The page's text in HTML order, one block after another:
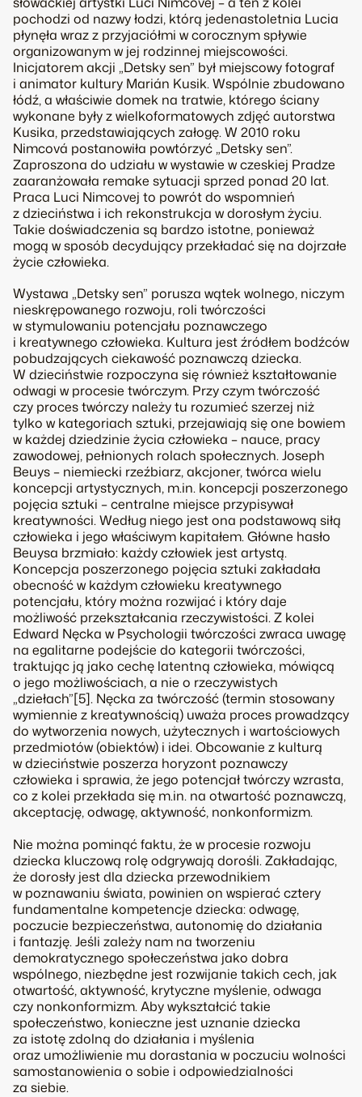
pochodzi od nazwy łodzi, którą jedenastoletnia Lucia
płynęła wraz z przyjaciółmi w corocznym spływie
organizowanym w jej rodzinnej miejscowości.
Inicjatorem akcji „Detsky sen” był miejscowy fotograf
i animator kultury Marián Kusik. Wspólnie zbudowano
łódź, a właściwie domek na tratwie, którego ściany
wykonane były z wielkoformatowych zdjęć autorstwa
Kusika, przedstawiających załogę. W 2010 roku
Nimcová postanowiła powtórzyć „Detsky sen”.
Zaproszona do udziału w wystawie w czeskiej Pradze
zaaranżowała remake sytuacji sprzed ponad 20 lat.
Praca Luci Nimcovej to powrót do wspomnień
z dzieciństwa i ich rekonstrukcja w dorosłym życiu.
Takie doświadczenia są bardzo istotne, ponieważ
mogą w sposób decydujący przekładać się na dojrzałe
życie człowieka.
Wystawa „Detsky sen” porusza wątek wolnego, niczym
nieskrępowanego rozwoju, roli twórczości
w stymulowaniu potencjału poznawczego
i kreatywnego człowieka. Kultura jest źródłem bodźców
pobudzających ciekawość poznawczą dziecka.
W dzieciństwie rozpoczyna się również kształtowanie
odwagi w procesie twórczym. Przy czym twórczość
czy proces twórczy należy tu rozumieć szerzej niż
tylko w kategoriach sztuki, przejawiają się one bowiem
w każdej dziedzinie życia człowieka – nauce, pracy
zawodowej, pełnionych rolach społecznych. Joseph
Beuys – niemiecki rzeźbiarz, akcjoner, twórca wielu
koncepcji artystycznych, m.in. koncepcji poszerzonego
pojęcia sztuki – centralne miejsce przypisywał
kreatywności. Według niego jest ona podstawową siłą
człowieka i jego właściwym kapitałem. Główne hasło
Beuysa brzmiało: każdy człowiek jest artystą.
Koncepcja poszerzonego pojęcia sztuki zakładała
obecność w każdym człowieku kreatywnego
potencjału, który można rozwijać i który daje
możliwość przekształcania rzeczywistości. Z kolei
Edward Nęcka w Psychologii twórczości zwraca uwagę
na egalitarne podejście do kategorii twórczości,
traktując ją jako cechę latentną człowieka, mówiącą
o jego możliwościach, a nie o rzeczywistych
„dziełach”[5]. Nęcka za twórczość (termin stosowany
wymiennie z kreatywnością) uważa proces prowadzący
do wytworzenia nowych, użytecznych i wartościowych
przedmiotów (obiektów) i idei. Obcowanie z kulturą
w dzieciństwie poszerza horyzont poznawczy
człowieka i sprawia, że jego potencjał twórczy wzrasta,
co z kolei przekłada się m.in. na otwartość poznawczą,
akceptację, odwagę, aktywność, nonkonformizm.
Nie można pominąć faktu, że w procesie rozwoju
dziecka kluczową rolę odgrywają dorośli. Zakładając,
że dorosły jest dla dziecka przewodnikiem
w poznawaniu świata, powinien on wspierać cztery
fundamentalne kompetencje dziecka: odwagę,
poczucie bezpieczeństwa, autonomię do działania
i fantazję. Jeśli zależy nam na tworzeniu
demokratycznego społeczeństwa jako dobra
wspólnego, niezbędne jest rozwijanie takich cech, jak
otwartość, aktywność, krytyczne myślenie, odwaga
czy nonkonformizm. Aby wykształcić takie
społeczeństwo, konieczne jest uznanie dziecka
za istotę zdolną do działania i myślenia
oraz umożliwienie mu dorastania w poczuciu wolności
samostanowienia o sobie i odpowiedzialności
za siebie.